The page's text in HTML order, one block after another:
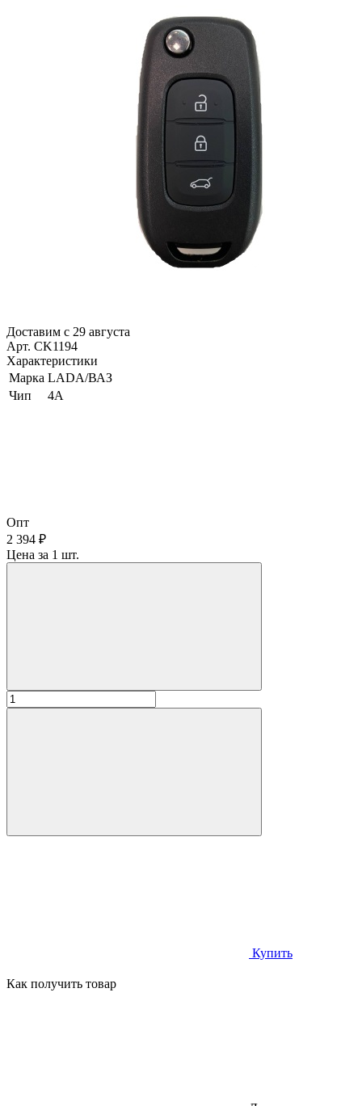
Доставим с 29 августа
Арт. CK1194
Характеристики
Марка LADA/ВАЗ
Чип
4A
Опт
2 394 ₽
Цена за 1 шт.
Купить
Как получить товар